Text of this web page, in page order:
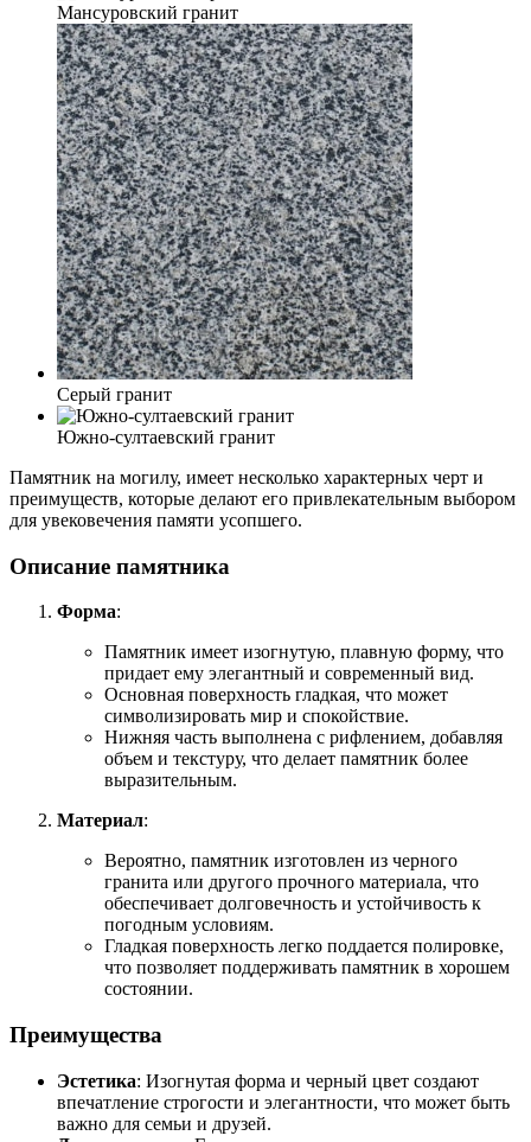
Мансуровский гранит
Серый гранит
Южно-султаевский гранит
Памятник на могилу, имеет несколько характерных черт и
преимуществ, которые делают его привлекательным выбором
для увековечения памяти усопшего.
Описание памятника
Форма:
Памятник имеет изогнутую, плавную форму, что
придает ему элегантный и современный вид.
Основная поверхность гладкая, что может
символизировать мир и спокойствие.
Нижняя часть выполнена с рифлением, добавляя
объем и текстуру, что делает памятник более
выразительным.
Материал:
Вероятно, памятник изготовлен из черного
гранита или другого прочного материала, что
обеспечивает долговечность и устойчивость к
погодным условиям.
Гладкая поверхность легко поддается полировке,
что позволяет поддерживать памятник в хорошем
состоянии.
Преимущества
Эстетика: Изогнутая форма и черный цвет создают
впечатление строгости и элегантности, что может быть
важно для семьи и друзей.